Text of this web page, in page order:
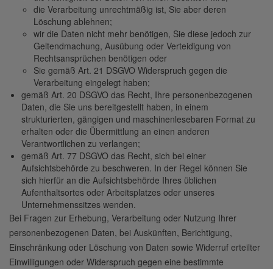
die Verarbeitung unrechtmäßig ist, Sie aber deren
Löschung ablehnen;
wir die Daten nicht mehr benötigen, Sie diese jedoch zur
Geltendmachung, Ausübung oder Verteidigung von
Rechtsansprüchen benötigen oder
Sie gemäß Art. 21 DSGVO Widerspruch gegen die
Verarbeitung eingelegt haben;
gemäß Art. 20 DSGVO das Recht, Ihre personenbezogenen
Daten, die Sie uns bereitgestellt haben, in einem
strukturierten, gängigen und maschinenlesebaren Format zu
erhalten oder die Übermittlung an einen anderen
Verantwortlichen zu verlangen;
gemäß Art. 77 DSGVO das Recht, sich bei einer
Aufsichtsbehörde zu beschweren. In der Regel können Sie
sich hierfür an die Aufsichtsbehörde Ihres üblichen
Aufenthaltsortes oder Arbeitsplatzes oder unseres
Unternehmenssitzes wenden.
Bei Fragen zur Erhebung, Verarbeitung oder Nutzung Ihrer
personenbezogenen Daten, bei Auskünften, Berichtigung,
Einschränkung oder Löschung von Daten sowie Widerruf erteilter
Einwilligungen oder Widerspruch gegen eine bestimmte